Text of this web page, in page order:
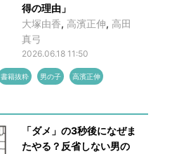
得の理由」
大塚由香, 高濱正伸, 高田
真弓
2026.06.18 11:50
書籍抜粋 男の子 高濱正伸
「ダメ」の3秒後になぜま
たやる？反省しない男の